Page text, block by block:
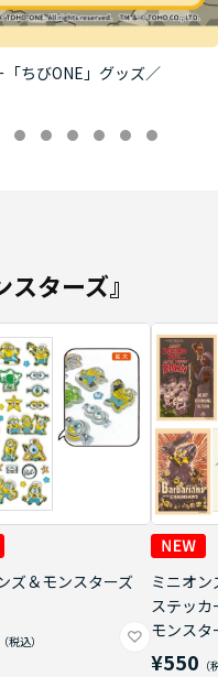
ちびONE」グッズ／
ターズ』
ズ＆モンスターズ
ミニオ
ステッ
モンスタ
¥550